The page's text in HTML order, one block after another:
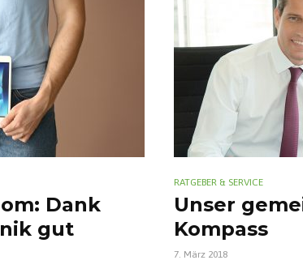
Dank
gut
RATGEBER & SERVICE
Unser
Kompass
7. März 2018